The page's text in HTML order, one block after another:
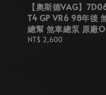
【奧斯德VAG】
T4 GP VR6 98年後
總幫 煞車總泵 原廠
Regular
NT$ 2,600